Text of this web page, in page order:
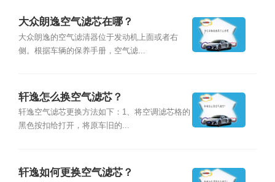
大众朗逸空气滤芯在哪？
大众朗逸的空气滤清器位于发动机上面或者右
侧。根据车辆的保养手册，空气滤...
轩逸怎么换空气滤芯？
轩逸空气滤芯更换方法如下：1、将空调滤芯格的
黑色按扣给打开，将原车旧的...
轩逸如何更换空气滤芯？